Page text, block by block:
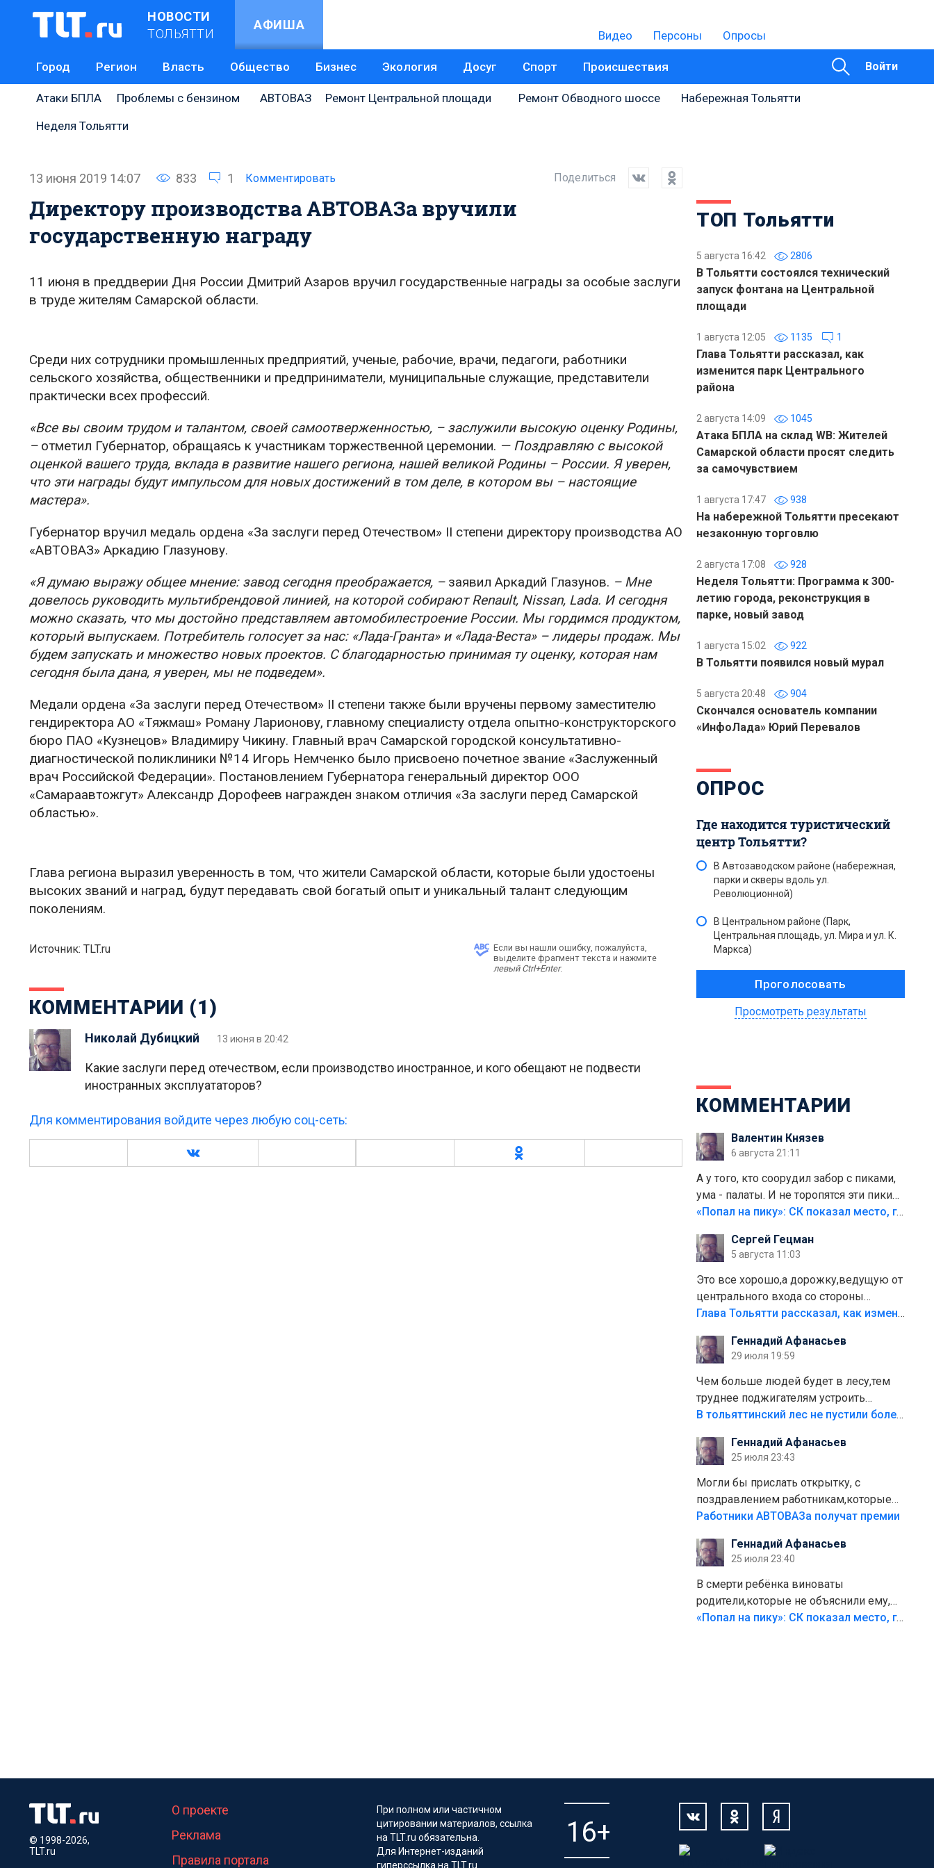
НОВОСТИ
ТОЛЬЯТТИ
АФИША
Видео Персоны Опросы
Город Регион Власть Общество Бизнес Экология Досуг Спорт Происшествия Войти
Атаки БПЛА Проблемы с бензином АВТОВАЗ Ремонт Центральной площади Ремонт Обводного шоссе
Набережная Тольятти
Неделя Тольятти
13 июня 2019 14:07 833 1 Комментировать Поделиться
Директору производства АВТОВАЗа вручили
государственную награду
11 июня в преддверии Дня России Дмитрий Азаров вручил государственные награды за особые заслуги
в труде жителям Самарской области.
Среди них сотрудники промышленных предприятий, ученые, рабочие, врачи, педагоги, работники
сельского хозяйства, общественники и предприниматели, муниципальные служащие, представители
практически всех профессий.
«Все вы своим трудом и талантом, своей самоотверженностью, – заслужили высокую оценку Родины,
– отметил Губернатор, обращаясь к участникам торжественной церемонии. — Поздравляю с высокой
оценкой вашего труда, вклада в развитие нашего региона, нашей великой Родины – России. Я уверен,
что эти награды будут импульсом для новых достижений в том деле, в котором вы – настоящие
мастера».
Губернатор вручил медаль ордена «За заслуги перед Отечеством» II степени директору производства АО
«АВТОВАЗ» Аркадию Глазунову.
«Я думаю выражу общее мнение: завод сегодня преображается, – заявил Аркадий Глазунов. – Мне
довелось руководить мультибрендовой линией, на которой собирают Renault, Nissan, Lada. И сегодня
можно сказать, что мы достойно представляем автомобилестроение России. Мы гордимся продуктом,
который выпускаем. Потребитель голосует за нас: «Лада-Гранта» и «Лада-Веста» – лидеры продаж. Мы
будем запускать и множество новых проектов. С благодарностью принимая ту оценку, которая нам
сегодня была дана, я уверен, мы не подведем».
Медали ордена «За заслуги перед Отечеством» II степени также были вручены первому заместителю
гендиректора АО «Тяжмаш» Роману Ларионову, главному специалисту отдела опытно-конструкторского
бюро ПАО «Кузнецов» Владимиру Чикину. Главный врач Самарской городской консультативно-
диагностической поликлиники №14 Игорь Немченко было присвоено почетное звание «Заслуженный
врач Российской Федерации». Постановлением Губернатора генеральный директор ООО
«Самараавтожгут» Александр Дорофеев награжден знаком отличия «За заслуги перед Самарской
областью».
Глава региона выразил уверенность в том, что жители Самарской области, которые были удостоены
высоких званий и наград, будут передавать свой богатый опыт и уникальный талант следующим
поколениям.
Источник: TLT.ru
Если вы нашли ошибку, пожалуйста,
выделите фрагмент текста и нажмите
левый Ctrl+Enter.
КОММЕНТАРИИ (1)
Николай Дубицкий 13 июня в 20:42
Какие заслуги перед отечеством, если производство иностранное, и кого обещают не подвести
иностранных эксплуататоров?
Для комментирования войдите через любую соц-сеть:
ТОП Тольятти
5 августа 16:42 2806
В Тольятти состоялся технический
запуск фонтана на Центральной
площади
1 августа 12:05 1135 1
Глава Тольятти рассказал, как
изменится парк Центрального
района
2 августа 14:09 1045
Атака БПЛА на склад WB: Жителей
Самарской области просят следить
за самочувствием
1 августа 17:47 938
На набережной Тольятти пресекают
незаконную торговлю
2 августа 17:08 928
Неделя Тольятти: Программа к 300-
летию города, реконструкция в
парке, новый завод
1 августа 15:02 922
В Тольятти появился новый мурал
5 августа 20:48 904
Скончался основатель компании
«ИнфоЛада» Юрий Перевалов
ОПРОС
Где находится туристический
центр Тольятти?
В Автозаводском районе (набережная,
парки и скверы вдоль ул.
Революционной)
В Центральном районе (Парк,
Центральная площадь, ул. Мира и ул. К.
Маркса)
Просмотреть результаты
КОММЕНТАРИИ
Валентин Князев
6 августа 21:11
А у того, кто соорудил забор с пиками,
ума - палаты. И не торопятся эти пики
срезать
«Попал на пику»: СК показал место, где был смертельно травмирован ребенок в Тольятти
Сергей Гецман
5 августа 11:03
Это все хорошо,а дорожку,ведущую от
центрального входа со стороны
кафе"Мираж" к аттракционам слабо
плитки не хватило,т.к.осенью и зимой
лежала в парке и испортилась.Да
еще,видимо,часть украли.
Глава Тольятти рассказал, как изменится парк Центрального района
Геннадий Афанасьев
29 июля 19:59
Чем больше людей будет в лесу,тем
труднее поджигателям устроить
пожар.Тех кто разводит костры,тех
полно стоит,почему водители всё
равно едут в лес? Штрафы мизерные.
В тольяттинский лес не пустили более тысячи автомобилей
Геннадий Афанасьев
25 июля 23:43
Могли бы прислать открытку, с
поздравлением работникам,которые
больше сорока лет отработали на
Работники АВТОВАЗа получат премии
Геннадий Афанасьев
25 июля 23:40
В смерти ребёнка виноваты
родители,которые не объяснили ему,
что такое хорошо и что такое плохо!
«Попал на пику»: СК показал место, где был смертельно травмирован ребенок в Тольятти
© 1998-2026,
TLT.ru
О проекте
Реклама
Правила портала
При полном или частичном
цитировании материалов, ссылка
на TLT.ru обязательна.
Для Интернет-изданий
гиперссылка на TLT.ru